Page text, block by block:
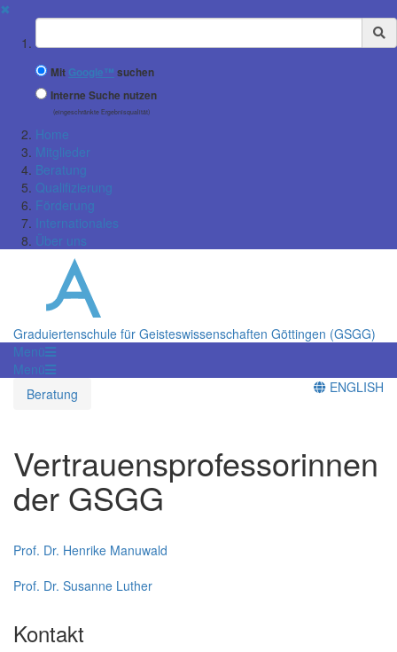
✖
Suchbegriff
Mit Google™ suchen
Interne Suche nutzen
(eingeschränkte Ergebnisqualität)
Home
Mitglieder
Beratung
Qualifizierung
Förderung
Internationales
Über uns
Graduiertenschule für Geisteswissenschaften Göttingen (GSGG)
Menü
Menü
Beratung
ENGLISH
Vertrauensprofessorinnen
der GSGG
Prof. Dr. Henrike Manuwald
Prof. Dr. Susanne Luther
Kontakt